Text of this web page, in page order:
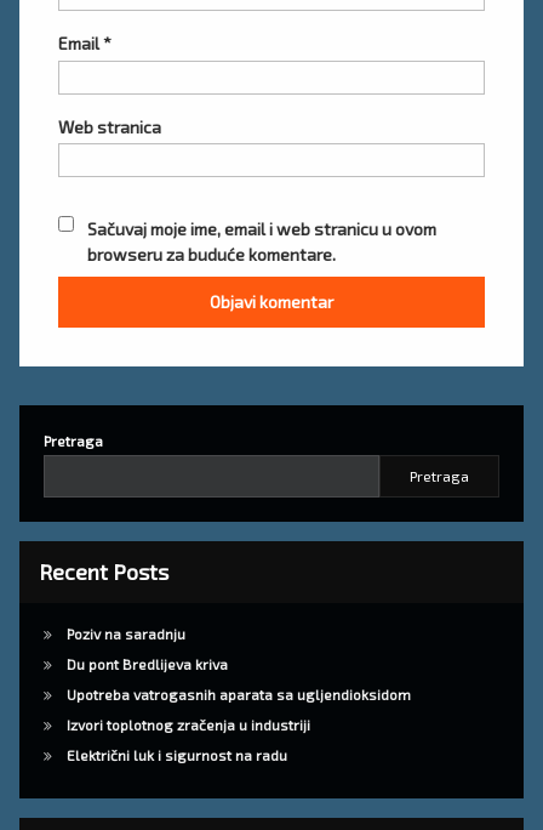
Email*
Web stranica
Sačuvaj moje ime, email i web stranicu u ovom
browseru za buduće komentare.
Pretraga
Pretraga
Recent Posts
Poziv na saradnju
Du pont Bredlijeva kriva
Upotreba vatrogasnih aparata sa ugljendioksidom
Izvori toplotnog zračenja u industriji
Električni luk i sigurnost na radu